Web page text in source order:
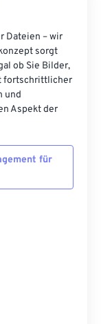
Dateien – wir
sorgt
ob Sie Bilder,
fortschrittlicher
und
Aspekt der
für